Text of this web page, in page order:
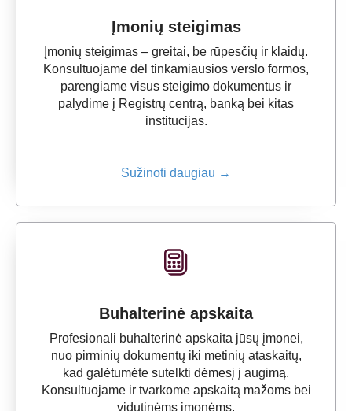
Įmonių steigimas
Įmonių steigimas – greitai, be rūpesčių ir klaidų.
Konsultuojame dėl tinkamiausios verslo formos,
parengiame visus steigimo dokumentus ir
palydime į Registrų centrą, banką bei kitas
institucijas.
Sužinoti daugiau →
Buhalterinė apskaita
Profesionali buhalterinė apskaita jūsų įmonei,
nuo pirminių dokumentų iki metinių ataskaitų,
kad galėtumėte sutelkti dėmesį į augimą.
Konsultuojame ir tvarkome apskaitą mažoms bei
vidutinėms įmonėms.